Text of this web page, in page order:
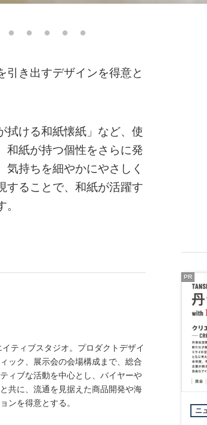
引き出すデザインを得意と
拭ける和紙懐紙」など、使
和紙が持つ個性をさらに発
持ちを細やかにやさしく
することで、和紙が活躍す
ティブスタジオ。プロダクトデザイ
ック、展示会の会場構成まで、総合
ィブな活動を中心とし、バイヤーや
共に、流通を見据えた商品開発や海
ンを得意とする。
ニ
PR